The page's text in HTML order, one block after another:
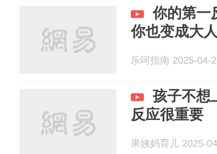
你的第一
你也变成大
乐呵指南 2025-04-
孩子不想
反应很重要
果姨妈育儿 2025-